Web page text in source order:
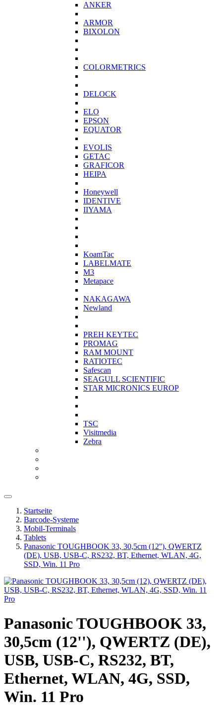
ANKER
ARMOR
BIXOLON
COLORMETRICS
DELOCK
ELO
EPSON
EQUATOR
EVOLIS
GETAC
GRAFICOR
HEIPA
Honeywell
IDENTIVE
IIYAMA
KoamTac
LABELMATE
M3
Metapace
NAKAGAWA
Newland
PREH KEYTEC
PROMAG
RAM MOUNT
RATIOTEC
Safescan
SEAGULL SCIENTIFIC
STAR MICRONICS EUROP
TSC
Visitmedia
Zebra
Startseite
Barcode-Systeme
Mobil-Terminals
Tablets
Panasonic TOUGHBOOK 33, 30,5cm (12''), QWERTZ
(DE), USB, USB-C, RS232, BT, Ethernet, WLAN, 4G,
SSD, Win. 11 Pro
Panasonic TOUGHBOOK 33,
30,5cm (12''), QWERTZ (DE),
USB, USB-C, RS232, BT,
Ethernet, WLAN, 4G, SSD,
Win. 11 Pro